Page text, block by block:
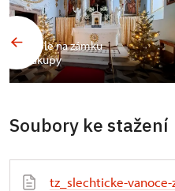
Kaple na zámku
Zákupy
Soubory ke stažení
tz_slechticke-